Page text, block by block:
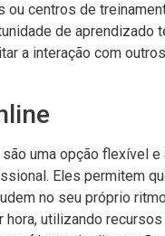
ou centros de
de aprendizado
a interação com
uma opção flexível
Eles permitem
no seu próprio
hora, utilizando